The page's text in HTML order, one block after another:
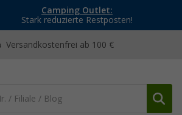
Camping Outlet:
Stark reduzierte Restposten!
Versandkostenfrei ab 100 €